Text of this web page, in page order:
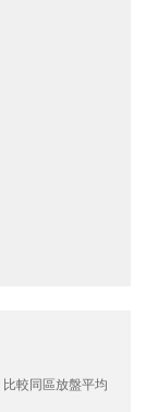
比較同區放盤平均